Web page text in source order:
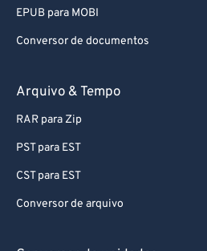
EPUB para MOBI
Conversor de documentos
Arquivo & Tempo
RAR para Zip
PST para EST
CST para EST
Conversor de arquivo